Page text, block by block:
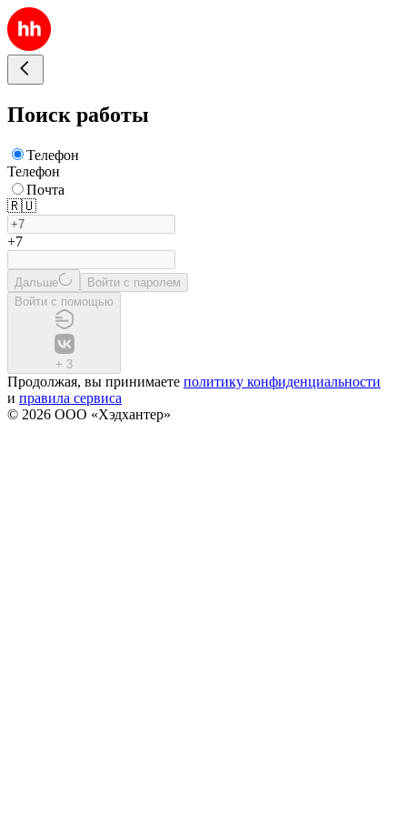
Поиск работы
Телефон
Телефон
Почта
🇷🇺
+7
Дальше
Войти с паролем
Войти с помощью
+ 3
Продолжая, вы принимаете политику конфиденциальности
и правила сервиса
© 2026 ООО «Хэдхантер»